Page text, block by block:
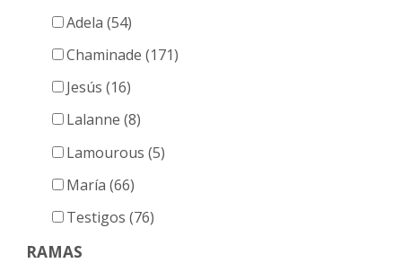
Adela (54)
Chaminade (171)
Jesús (16)
Lalanne (8)
Lamourous (5)
María (66)
Testigos (76)
RAMAS